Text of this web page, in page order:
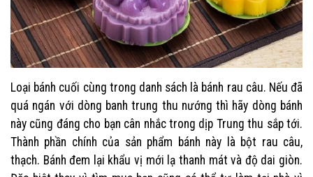
Loại bánh cuối cùng trong danh sách là bánh rau câu. Nếu đã
quá ngán với dòng banh trung thu nướng thì hãy dòng bánh
này cũng đáng cho bạn cân nhắc trong dịp Trung thu sắp tới.
Thành phần chính của sản phẩm bánh này là bột rau câu,
thạch. Bánh đem lại khẩu vị mới lạ thanh mát và độ dai giòn.